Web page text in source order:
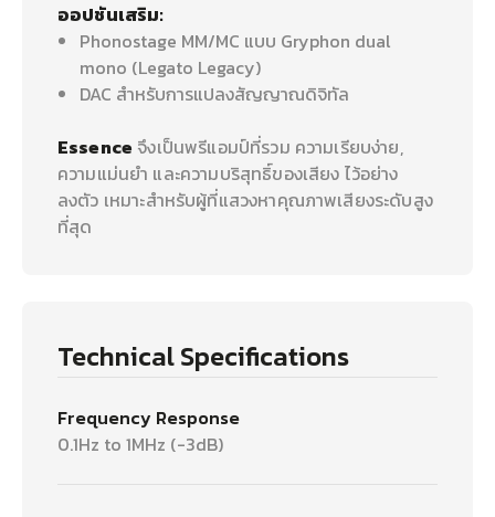
ออปชันเสริม:
Phonostage MM/MC แบบ Gryphon dual
mono (Legato Legacy)
DAC สำหรับการแปลงสัญญาณดิจิทัล
Essence จึงเป็นพรีแอมป์ที่รวม ความเรียบง่าย,
ความแม่นยำ และความบริสุทธิ์ของเสียง ไว้อย่าง
ลงตัว เหมาะสำหรับผู้ที่แสวงหาคุณภาพเสียงระดับสูง
ที่สุด
Technical Specifications
Frequency Response
0.1Hz to 1MHz (-3dB)